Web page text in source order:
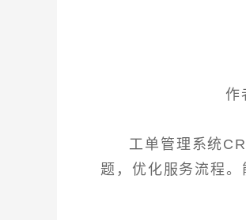
工单管理系统
题，优化服务流程。